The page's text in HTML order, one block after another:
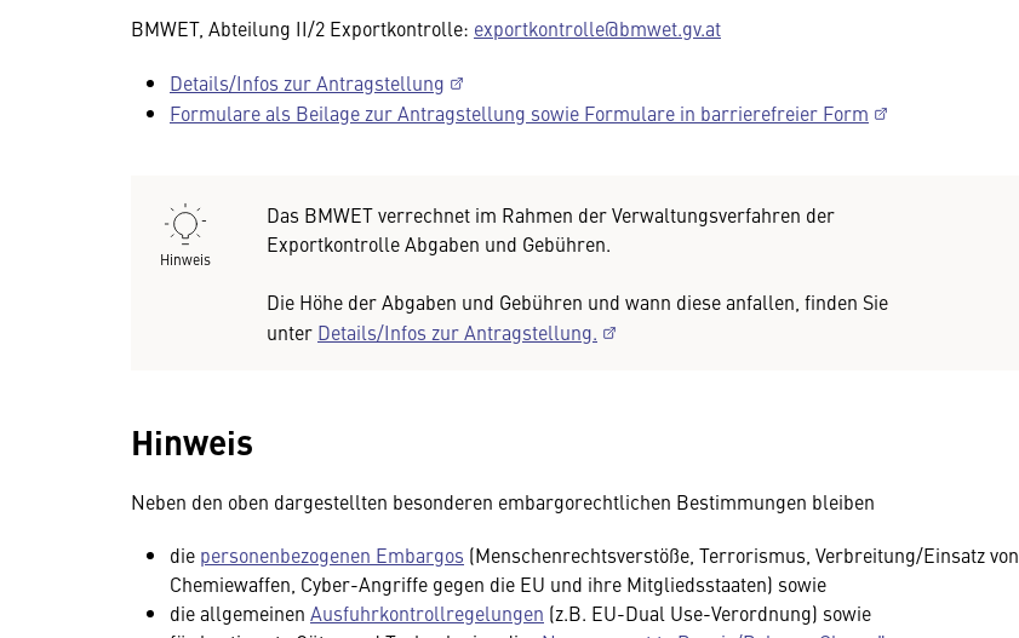
BMWET, Abteilung II/2 Exportkontrolle: exportkontrolle@bmwet.gv.at
Details/Infos zur Antragstellung
Formulare als Beilage zur Antragstellung sowie Formulare in barrierefreier Form
Hinweis
Das BMWET verrechnet im Rahmen der Verwaltungsverfahren der
Exportkontrolle Abgaben und Gebühren.
Die Höhe der Abgaben und Gebühren und wann diese anfallen, finden Sie
unter Details/Infos zur Antragstellung.
Hinweis
Neben den oben dargestellten besonderen embargorechtlichen Bestimmungen bleiben
die personenbezogenen Embargos (Menschenrechtsverstöße, Terrorismus, Verbreitung/Einsatz von
Chemiewaffen, Cyber-Angriffe gegen die EU und ihre Mitgliedsstaaten) sowie
die allgemeinen Ausfuhrkontrollregelungen (z.B. EU-Dual Use-Verordnung) sowie